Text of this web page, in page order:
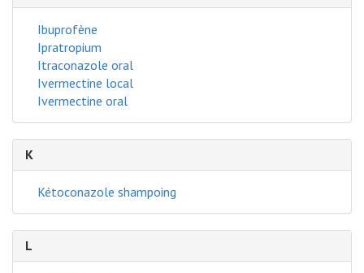
Ibuprofène
Ipratropium
Itraconazole oral
Ivermectine local
Ivermectine oral
K
Kétoconazole shampoing
L